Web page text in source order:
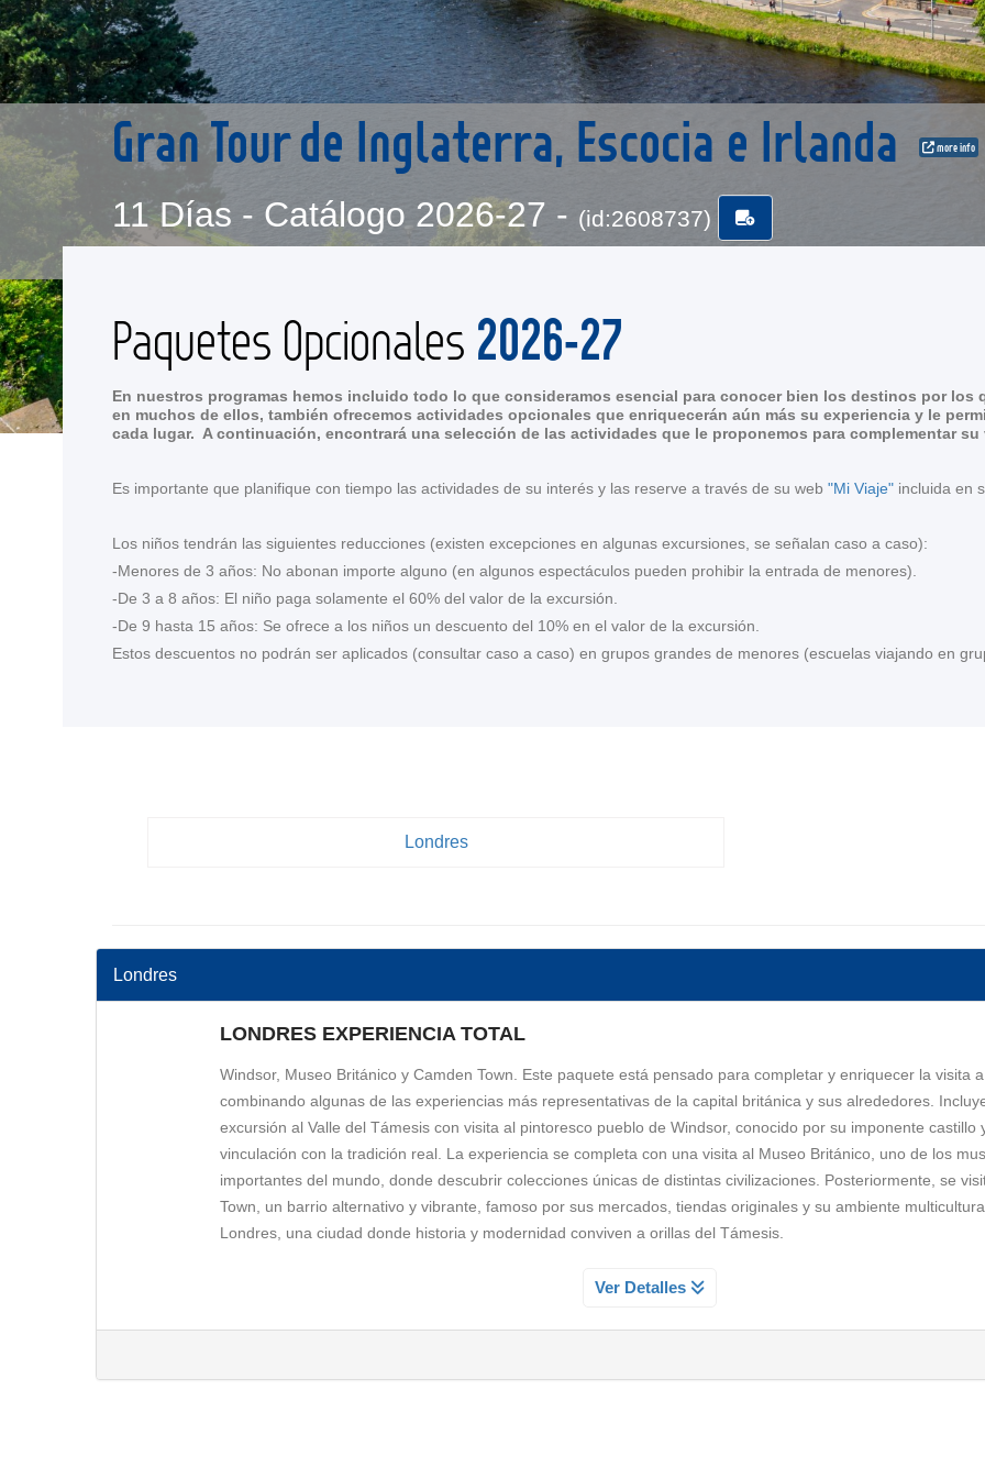
Gran Tour de Inglaterra, Escocia e Irlanda more info
11 Días - Catálogo 2026-27 - (id:2608737)
Paquetes Opcionales 2026-27
En nuestros programas hemos incluido todo lo que consideramos esencial para conocer bien los destinos por los
en muchos de ellos, también ofrecemos actividades opcionales que enriquecerán aún más su experiencia y le
cada lugar. A continuación, encontrará una selección de las actividades que le proponemos para complementar
Es importante que planifique con tiempo las actividades de su interés y las reserve a través de su web "Mi Viaje" incluida en
Los niños tendrán las siguientes reducciones (existen excepciones en algunas excursiones, se señalan caso a caso):
-Menores de 3 años: No abonan importe alguno (en algunos espectáculos pueden prohibir la entrada de menores).
-De 3 a 8 años: El niño paga solamente el 60% del valor de la excursión.
-De 9 hasta 15 años: Se ofrece a los niños un descuento del 10% en el valor de la excursión.
Estos descuentos no podrán ser aplicados (consultar caso a caso) en grupos grandes de menores (escuelas viajando en
Londres
Londres
LONDRES EXPERIENCIA TOTAL
Windsor, Museo Británico y Camden Town. Este paquete está pensado para completar y enriquecer la visita a
combinando algunas de las experiencias más representativas de la capital británica y sus alrededores.
excursión al Valle del Támesis con visita al pintoresco pueblo de Windsor, conocido por su imponente castillo
vinculación con la tradición real. La experiencia se completa con una visita al Museo Británico, uno de los
importantes del mundo, donde descubrir colecciones únicas de distintas civilizaciones. Posteriormente, se
Town, un barrio alternativo y vibrante, famoso por sus mercados, tiendas originales y su ambiente
Londres, una ciudad donde historia y modernidad conviven a orillas del Támesis.
VALLE DEL TAMESIS Y PUEBLO DE WINDSORVer Detalles